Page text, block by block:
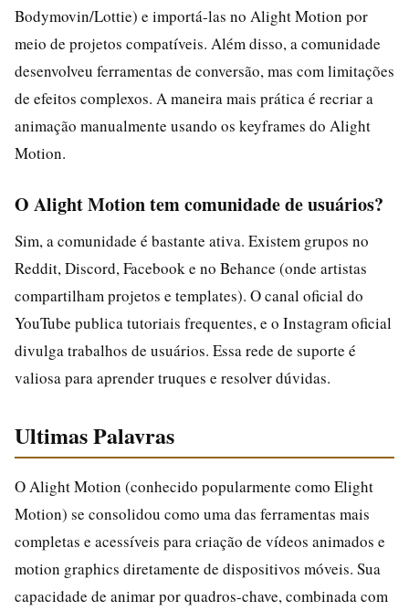
Bodymovin/Lottie) e importá-las no Alight Motion por
meio de projetos compatíveis. Além disso, a comunidade
desenvolveu ferramentas de conversão, mas com limitações
de efeitos complexos. A maneira mais prática é recriar a
animação manualmente usando os keyframes do Alight
Motion.
O Alight Motion tem comunidade de usuários?
Sim, a comunidade é bastante ativa. Existem grupos no
Reddit, Discord, Facebook e no Behance (onde artistas
compartilham projetos e templates). O canal oficial do
YouTube publica tutoriais frequentes, e o Instagram oficial
divulga trabalhos de usuários. Essa rede de suporte é
valiosa para aprender truques e resolver dúvidas.
Ultimas Palavras
O Alight Motion (conhecido popularmente como Elight
Motion) se consolidou como uma das ferramentas mais
completas e acessíveis para criação de vídeos animados e
motion graphics diretamente de dispositivos móveis. Sua
capacidade de animar por quadros-chave, combinada com